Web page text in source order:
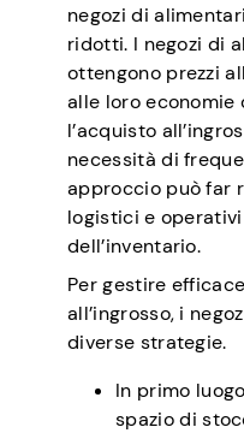
negozi di
ridotti. I negozi di
ottengono prezzi
alle loro economie
l’acquisto
necessità di
approccio può far
logistici e
dell’inventario.
Per gestire
all’ingrosso, i
diverse strategie.
In primo
spazio di